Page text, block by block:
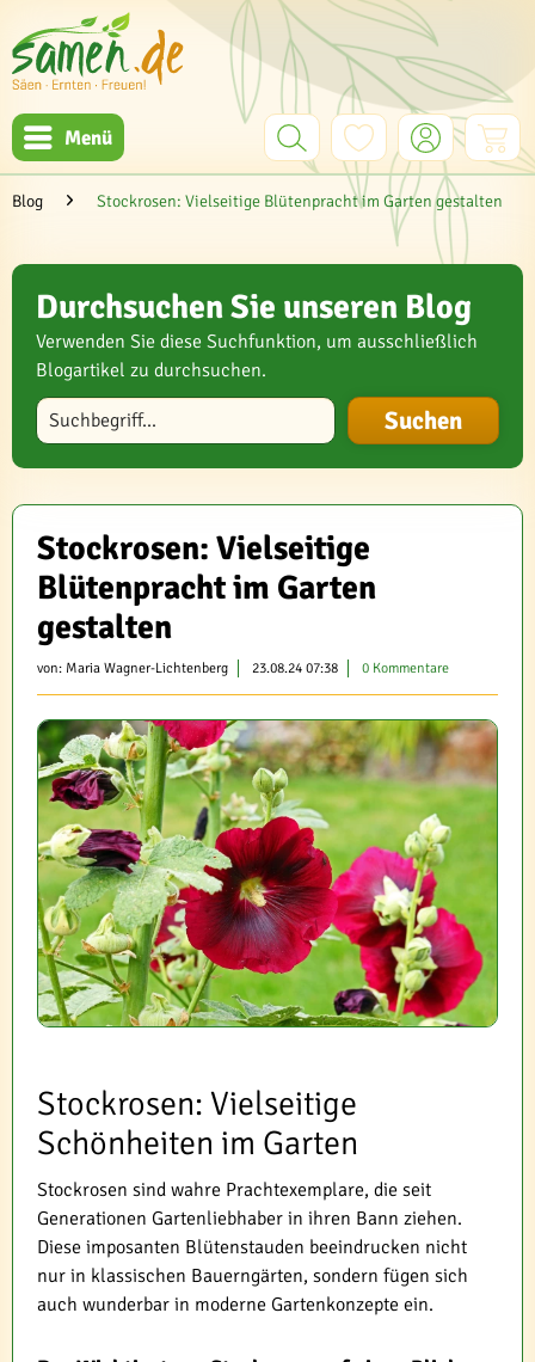
Menü
Blog Stockrosen: Vielseitige Blütenpracht im Garten gestalten
Durchsuchen Sie unseren Blog
Verwenden Sie diese Suchfunktion, um ausschließlich
Blogartikel zu durchsuchen.
Blog durchsuchen
Stockrosen: Vielseitige
Blütenpracht im Garten
gestalten
von: Maria Wagner-Lichtenberg 23.08.24 07:38 0 Kommentare
Stockrosen: Vielseitige
Schönheiten im Garten
Stockrosen sind wahre Prachtexemplare, die seit
Generationen Gartenliebhaber in ihren Bann ziehen.
Diese imposanten Blütenstauden beeindrucken nicht
nur in klassischen Bauerngärten, sondern fügen sich
auch wunderbar in moderne Gartenkonzepte ein.